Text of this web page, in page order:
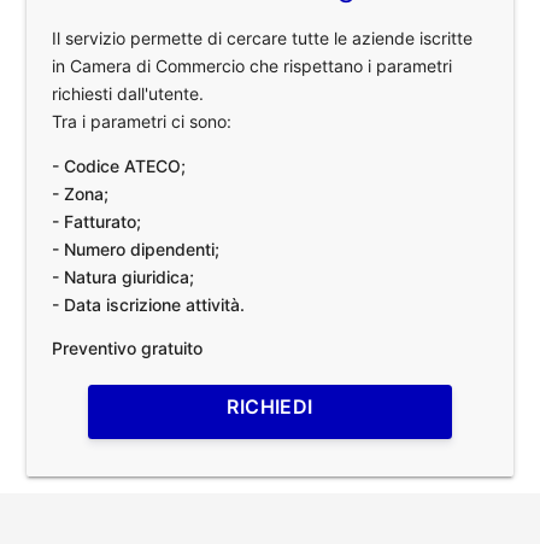
Il servizio permette di cercare tutte le aziende iscritte
in Camera di Commercio che rispettano i parametri
richiesti dall'utente.
Tra i parametri ci sono:
- Codice ATECO;
- Zona;
- Fatturato;
- Numero dipendenti;
- Natura giuridica;
- Data iscrizione attività.
Preventivo gratuito
RICHIEDI